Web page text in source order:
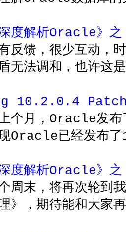
深度解析Oracle》
反馈，很少互动，
无法调和，也许这
10.2.0.4
个月，Oracle发
Oracle已经发布
深度解析Oracle》
周末，将再次轮到
》，期待能和大家